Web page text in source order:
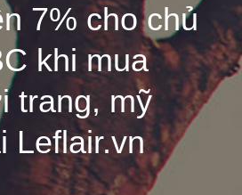
7% cho chủ
khi mua
trang, mỹ
Leflair.vn